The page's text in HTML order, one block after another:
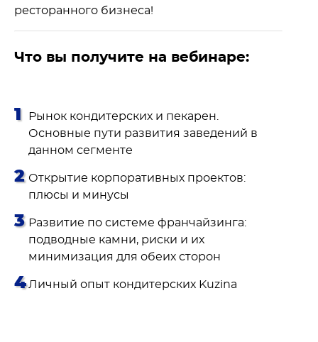
ресторанного бизнеса!
Что вы получите на вебинаре:
Рынок кондитерских и пекарен.
Основные пути развития заведений в
данном сегменте
Открытие корпоративных проектов:
плюсы и минусы
Развитие по системе франчайзинга:
подводные камни, риски и их
минимизация для обеих сторон
Личный опыт кондитерских Kuzina